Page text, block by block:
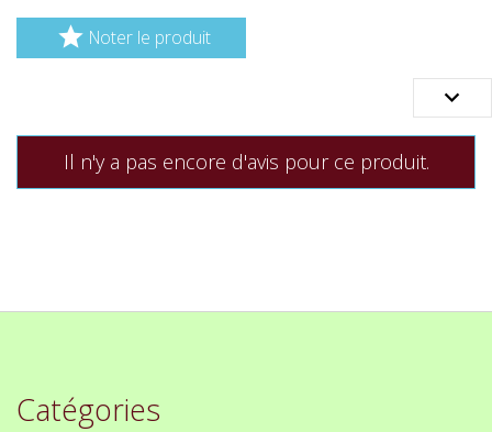
 Noter le produit

Il n'y a pas encore d'avis pour ce produit.
Catégories